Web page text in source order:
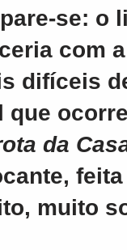
se: o
com
difíceis
que
da
muito